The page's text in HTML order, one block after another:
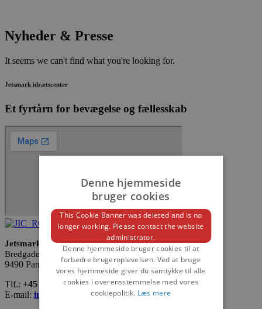
Nyheder & Presse
It seems we can't find what you're looking for.
Jetsmark idrætscenter
Et fyrtårn for bevægelse og fællesskab
Jetsmark Idrætscenter
Bredgade 140
9490 Pandrup
Tlf.: +45 98 24 75 55
E-mail: info@jic.dk
Denne hjemmeside
bruger cookies
This Cookie Banner was deleted and is no
longer working. Please contact the website
administrator.
Denne hjemmeside bruger cookies til at
forbedre brugeroplevelsen. Ved at bruge
vores hjemmeside giver du samtykke til alle
cookies i overensstemmelse med vores
cookiepolitik. Læs mere